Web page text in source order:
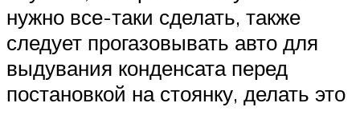
нужно все-таки сделать, также
следует прогазовывать авто для
выдувания конденсата перед
постановкой на стоянку, делать это